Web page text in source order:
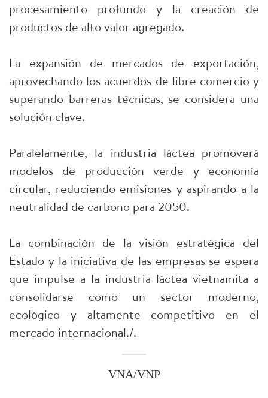
procesamiento profundo y la creación de
productos de alto valor agregado.
La expansión de mercados de exportación,
aprovechando los acuerdos de libre comercio y
superando barreras técnicas, se considera una
solución clave.
Paralelamente, la industria láctea promoverá
modelos de producción verde y economía
circular, reduciendo emisiones y aspirando a la
neutralidad de carbono para 2050.
La combinación de la visión estratégica del
Estado y la iniciativa de las empresas se espera
que impulse a la industria láctea vietnamita a
consolidarse como un sector moderno,
ecológico y altamente competitivo en el
mercado internacional./.
VNA/VNP